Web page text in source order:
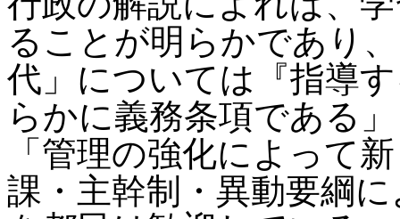
ることが明らかであり
代」については『指導
らかに義務条項である」
「管理の強化によって
課・主幹制・異動要綱